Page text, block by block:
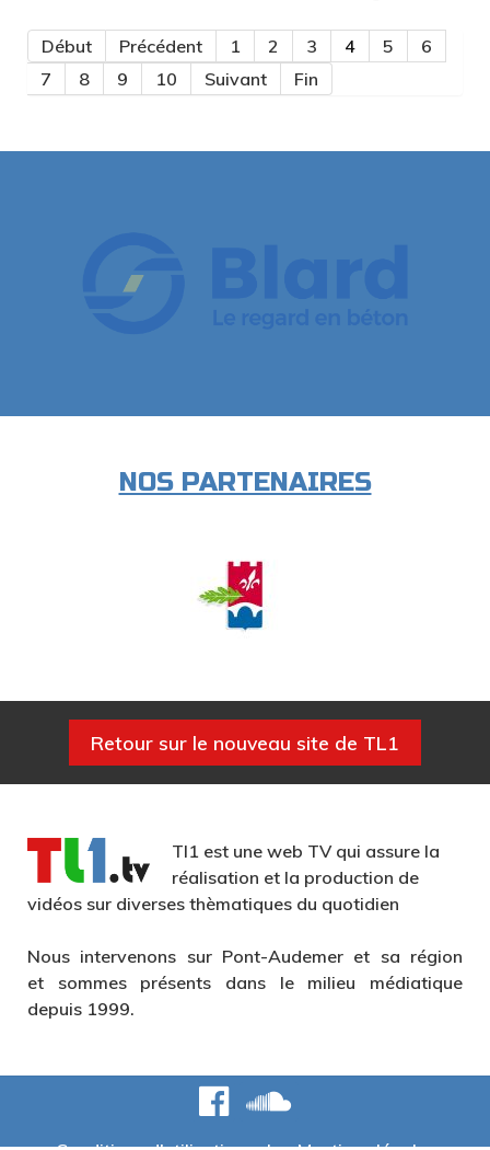
Début Précédent 1 2 3 4 5
6
7
8 9 10 Suivant Fin
Retour sur le nouveau site de TL1
Tl1 est une web TV qui assure la
réalisation et la production de
vidéos sur diverses thèmatiques du quotidien
et sommes présents dans le milieu médiatique
depuis 1999.
Conditions d'utilisation
Web tv TL1